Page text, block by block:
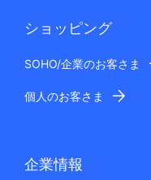
ショッピング
SOHO/企業のお客さま
個人のお客さま
企業情報